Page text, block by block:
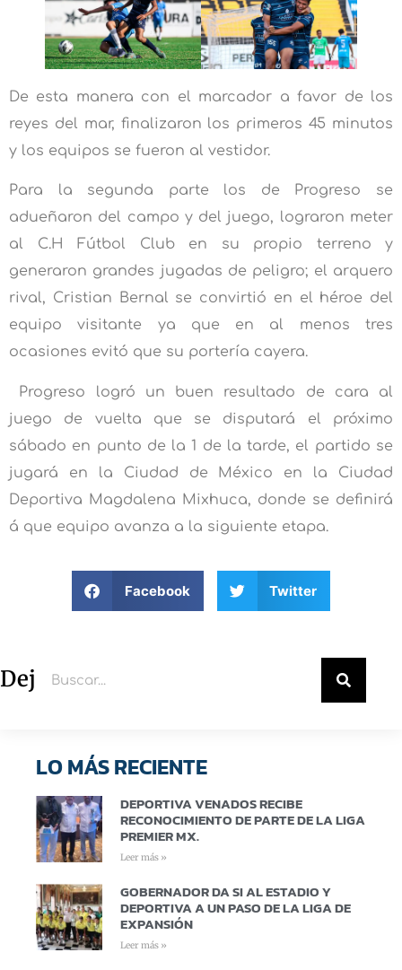
De esta manera con el marcador a favor de los
reyes del mar, finalizaron los primeros 45 minutos
y los equipos se fueron al vestidor.
Para la segunda parte los de Progreso se
adueñaron del campo y del juego, lograron meter
al C.H Fútbol Club en su propio terreno y
generaron grandes jugadas de peligro; el arquero
rival, Cristian Bernal se convirtió en el héroe del
equipo visitante ya que en al menos tres
ocasiones evitó que su portería cayera.
Progreso logró un buen resultado de cara al
juego de vuelta que se disputará el próximo
sábado en punto de la 1 de la tarde, el partido se
jugará en la Ciudad de México en la Ciudad
Deportiva Magdalena Mixhuca, donde se definirá
á que equipo avanza a la siguiente etapa.
Facebook Twitter
Deja un comentario
LO MÁS RECIENTE
DEPORTIVA VENADOS RECIBE
RECONOCIMIENTO DE PARTE DE LA LIGA
PREMIER MX.
Leer más »
GOBERNADOR DA SI AL ESTADIO Y
DEPORTIVA A UN PASO DE LA LIGA DE
EXPANSIÓN
Leer más »